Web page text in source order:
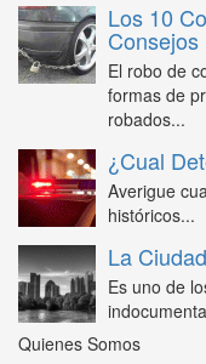
Los 10
El robo de
formas de
robados...
¿Cual
Averigue
históricos...
La
Es uno de
Quienes Somos